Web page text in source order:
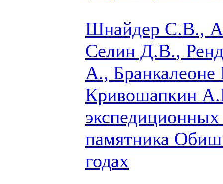
Шнайдер С.В.,
Селин Д.В.,
А.,
Кривошапкин
памятника
годах